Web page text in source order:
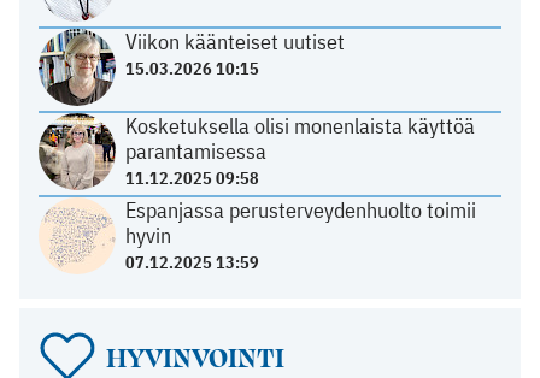
Viikon käänteiset uutiset
15.03.2026 10:15
Kosketuksella olisi monenlaista käyttöä
parantamisessa
11.12.2025 09:58
Espanjassa perusterveydenhuolto toimii
hyvin
07.12.2025 13:59
HYVINVOINTI